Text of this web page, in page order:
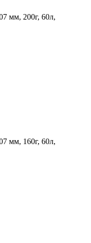
мм, 200г, 60л,
мм, 160г, 60л,